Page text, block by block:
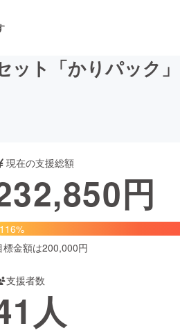
ンス
ファッション
ルスケア
ト「かりパック」
現在の支援総額
円
116%
標金額は200,000円
支援者数
人